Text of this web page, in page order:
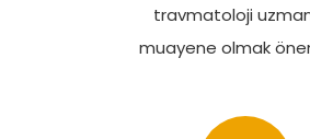
travmatoloji
muayene olmak